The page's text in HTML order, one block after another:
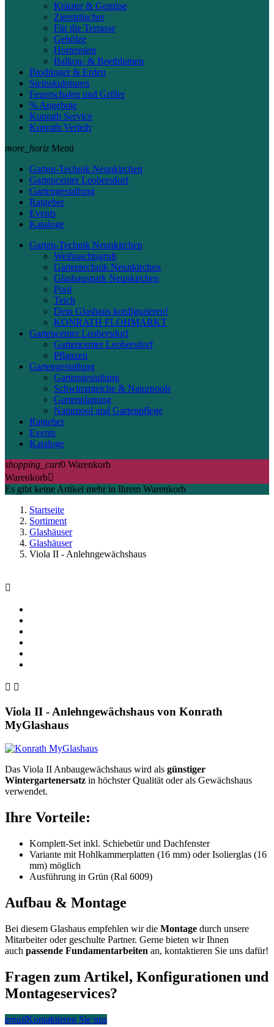
Kräuter & Gemüse
Ziersträucher
Für die Terrasse
Gehölze
Hortensien
Balkon- & Beetblumen
Biodünger & Erden
Steinskulpturen
Feuerschalen und Griller
% Angebote
Konrath Service
Konrath Verleih
more_horiz Menü
Garten-Technik Neunkirchen
Gartencenter Leobersdorf
Gartengestaltung
Ratgeber
Events
Kataloge
Garten-Technik Neunkirchen
Weihnachtsgruß
Gartentechnik Neunkirchen
Glashauspark Neunkirchen
Pool
Teich
Dein Glashaus konfigurieren!
KONRATH FLOHMARKT
Gartencenter Leobersdorf
Gartencenter Leobersdorf
Pflanzen
Gartengestaltung
Gartengestaltung
Schwimmteiche & Naturpools
Gartenplanung
Naturpool und Gartenpflege
Ratgeber
Events
Kataloge
shopping_cart0 Warenkorb
Warenkorb
Es gibt keine Artikel mehr in Ihrem Warenkorb
Startseite
Sortiment
Glashäuser
Glashäuser
Viola II - Anlehngewächshaus

 
Viola II - Anlehngewächshaus von Konrath
MyGlashaus
Das Viola II Anbaugewächshaus wird als günstiger
Wintergartenersatz in höchster Qualität oder als Gewächshaus
verwendet.
Ihre Vorteile:
Komplett-Set inkl. Schiebetür und Dachfenster
Variante mit Hohlkammerplatten (16 mm) oder Isolierglas (16
mm) möglich
Ausführung in Grün (Ral 6009)
Aufbau & Montage
Bei diesem Glashaus empfehlen wir die Montage durch unsere
Mitarbeiter oder geschulte Partner. Gerne bieten wir Ihnen
auch passende Fundamentarbeiten an, kontaktieren Sie uns dafür!
Fragen zum Artikel, Konfigurationen und
Montageservices?
emailKontaktieren Sie uns